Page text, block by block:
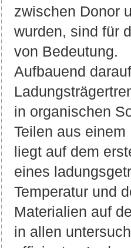
zwischen Donor
wurden, sind für
von Bedeutung.
Aufbauend
in organischen
Teilen aus
liegt auf dem
eines
Temperatur und
Materialien auf
in allen